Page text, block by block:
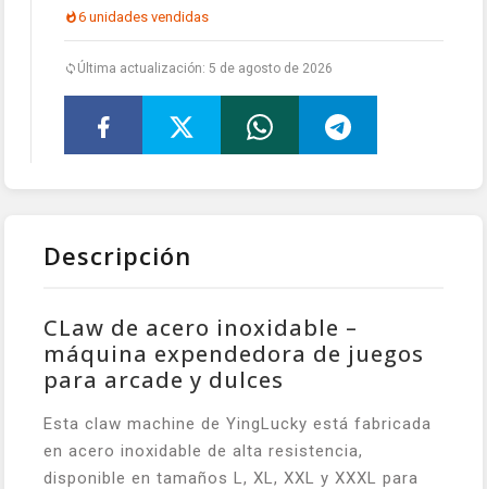
6 unidades vendidas
Última actualización: 5 de agosto de 2026
Descripción
CLaw de acero inoxidable –
máquina expendedora de juegos
para arcade y dulces
Esta claw machine de YingLucky está fabricada
en acero inoxidable de alta resistencia,
disponible en tamaños L, XL, XXL y XXXL para